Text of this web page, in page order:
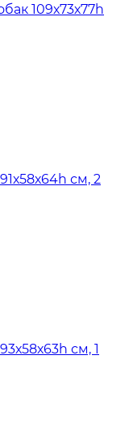
109х73х77h
см, 2
см, 1